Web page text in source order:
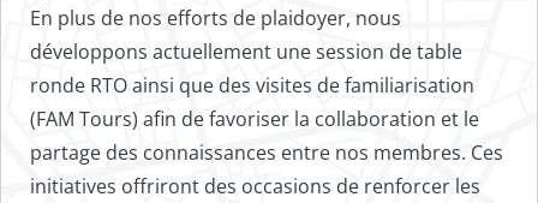
En plus de nos efforts de plaidoyer, nous
développons actuellement une session de table
ronde RTO ainsi que des visites de familiarisation
(FAM Tours) afin de favoriser la collaboration et le
partage des connaissances entre nos membres. Ces
initiatives offriront des occasions de renforcer les